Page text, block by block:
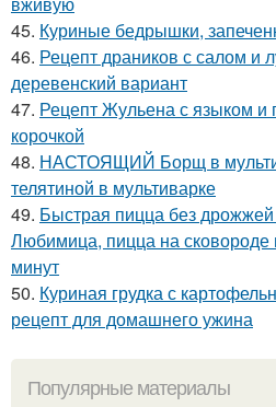
45. Куриные бедрышки,
46. Рецепт драников с салом и
деревенский вариант
47. Рецепт Жульена с языком и
корочкой
48. НАСТОЯЩИЙ Борщ в
телятиной в мультиварке
49. Быстрая пицца без
Любимица, пицца на сковороде
минут
50. Куриная грудка с
рецепт для домашнего ужина
Популярные материалы